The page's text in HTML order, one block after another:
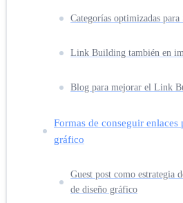
Categorías optimizadas para
Link Building también en
Blog para mejorar el Link
Formas de conseguir enlaces
gráfico
Guest post como estrategia
de diseño gráfico